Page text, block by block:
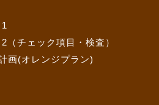
（チェック項目・検査）
画(オレンジプラン)